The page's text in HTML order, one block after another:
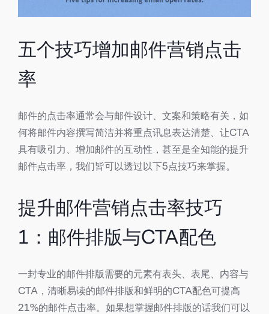
五个技巧增加邮件营销点击
率
邮件的点击率通常会与邮件设计、文案和策略有关，如
何将邮件内容撰写简洁并将重点讯息表达清楚、让CTA
具有吸引力、增加邮件的互动性，甚至是全知能的提升
邮件点击率，我们皆可以透过以下5点技巧来掌握。
提升邮件营销点击率技巧
1：邮件排版与CTA配色
一封专业的邮件排版需要的元素有表头、表尾、内容与
CTA，清晰易读的邮件排版和鲜明的CTA配色可提高
21%的邮件点击率。 如果想掌握邮件排版的话我们可以